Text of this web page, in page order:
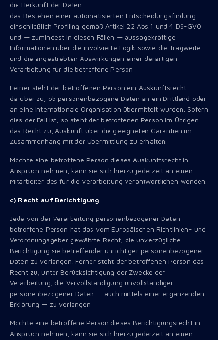
die Herkunft der Daten
das Bestehen einer automatisierten Entscheidungsfindung
einschließlich Profiling gemäß Artikel 22 Abs.1 und 4 DS-GVO
und — zumindest in diesen Fällen — aussagekräftige
Informationen über die involvierte Logik sowie die Tragweite
und die angestrebten Auswirkungen einer derartigen
Verarbeitung für die betroffene Person
Ferner steht der betroffenen Person ein Auskunftsrecht
darüber zu, ob personenbezogene Daten an ein Drittland oder
an eine internationale Organisation übermittelt wurden. Sofern
dies der Fall ist, so steht der betroffenen Person im Übrigen
das Recht zu, Auskunft über die geeigneten Garantien im
Zusammenhang mit der Übermittlung zu erhalten.
Möchte eine betroffene Person dieses Auskunftsrecht in
Anspruch nehmen, kann sie sich hierzu jederzeit an einen
Mitarbeiter des für die Verarbeitung Verantwortlichen wenden.
c) Recht auf Berichtigung
Jede von der Verarbeitung personenbezogener Daten
betroffene Person hat das vom Europäischen Richtlinien- und
Verordnungsgeber gewährte Recht, die unverzügliche
Berichtigung sie betreffender unrichtiger personenbezogener
Daten zu verlangen. Ferner steht der betroffenen Person das
Recht zu, unter Berücksichtigung der Zwecke der
Verarbeitung, die Vervollständigung unvollständiger
personenbezogener Daten — auch mittels einer ergänzenden
Erklärung — zu verlangen.
Möchte eine betroffene Person dieses Berichtigungsrecht in
Anspruch nehmen, kann sie sich hierzu jederzeit an einen